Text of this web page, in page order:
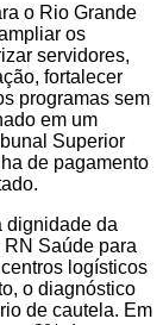
o Rio Grande
os
servidores,
fortalecer
programas sem
em um
Superior
de pagamento
dignidade da
Saúde para
logísticos
o diagnóstico
de cautela. Em